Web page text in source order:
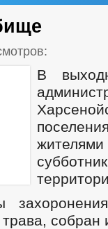
В
собран